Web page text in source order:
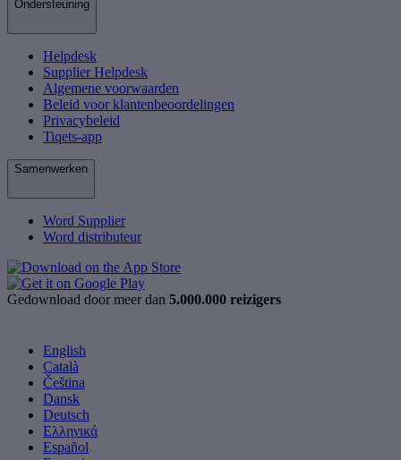
Ondersteuning
Helpdesk
Supplier Helpdesk
Algemene voorwaarden
Beleid voor klantenbeoordelingen
Privacybeleid
Tiqets-app
Samenwerken
Word Supplier
Word distributeur
Gedownload door meer dan 5.000.000 reizigers
English
Català
Čeština
Dansk
Deutsch
Ελληνικά
Español